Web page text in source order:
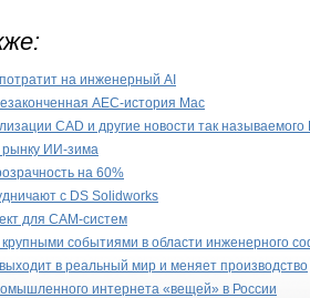
на инженерный AI
AEC-история Mac
CAD и другие новости так
рынку ИИ-зима
на 60%
с DS Solidworks
для CAM-систем
событиями в области инженерного
в реальный мир и меняет производство
интернета «вещей» в России